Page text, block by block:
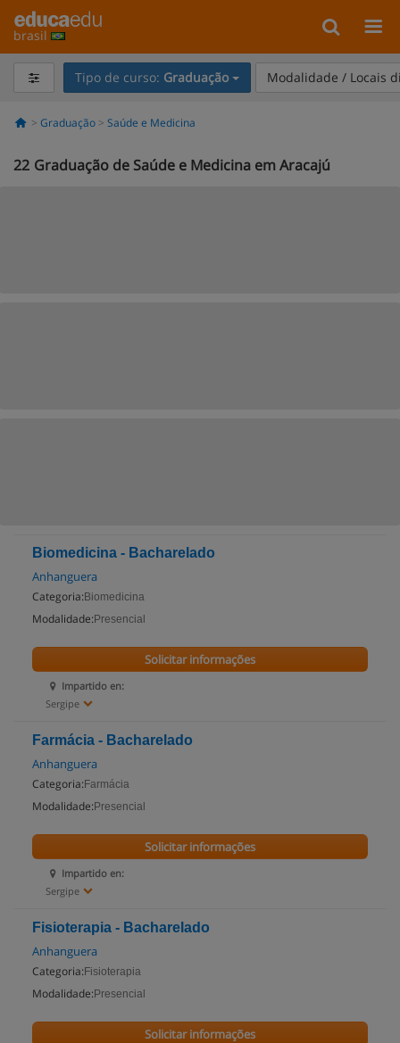
brasil
Tipo de curso: Graduação Modalidade / Locais
Graduação Saúde e Medicina
22 Graduação de Saúde e Medicina em Aracajú
Biomedicina - Bacharelado
Anhanguera
Categoria: Biomedicina
Modalidade: Presencial
Impartido en:
Sergipe
Solicitar informações
Farmácia - Bacharelado
Anhanguera
Categoria: Farmácia
Modalidade: Presencial
Impartido en:
Sergipe
Solicitar informações
Fisioterapia - Bacharelado
Anhanguera
Categoria: Fisioterapia
Modalidade: Presencial
Solicitar informações